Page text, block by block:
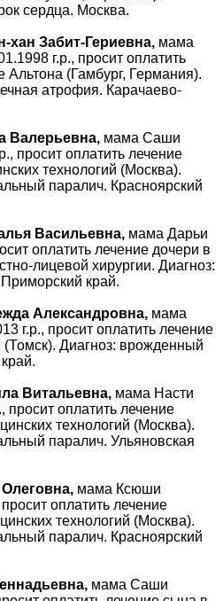
сердца. Москва.
хан Забит-Гериевна, мама
г.р., просит оплатить
Альтона (Гамбург, Германия).
атрофия. Карачаево-
Валерьевна, мама Саши
просит оплатить лечение
технологий (Москва).
паралич. Красноярский
Васильевна, мама Дарьи
оплатить лечение дочери в
лицевой хирургии. Диагноз:
край.
Александровна, мама
г.р., просит оплатить лечение
Диагноз: врожденный
Витальевна, мама Насти
просит оплатить лечение
технологий (Москва).
паралич. Ульяновская
мама Ксюши
оплатить лечение
технологий (Москва).
паралич. Красноярский
мама Саши